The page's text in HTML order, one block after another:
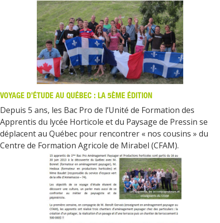
VOYAGE D’ÉTUDE AU QUÉBEC : LA 5ÈME ÉDITION
Depuis 5 ans, les Bac Pro de l’Unité de Formation des
Apprentis du lycée Horticole et du Paysage de Pressin se
déplacent au Québec pour rencontrer « nos cousins » du
Centre de Formation Agricole de Mirabel (CFAM).